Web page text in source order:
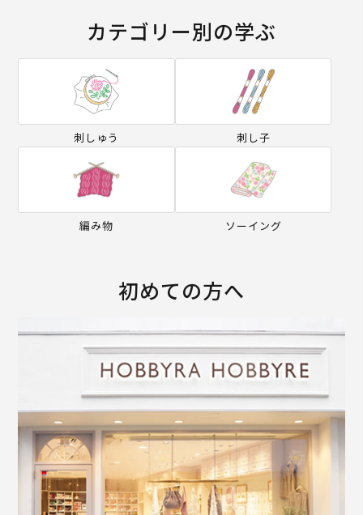
カテゴリー別の学ぶ
刺しゅう 刺し子
編み物 ソーイング
初めての方へ